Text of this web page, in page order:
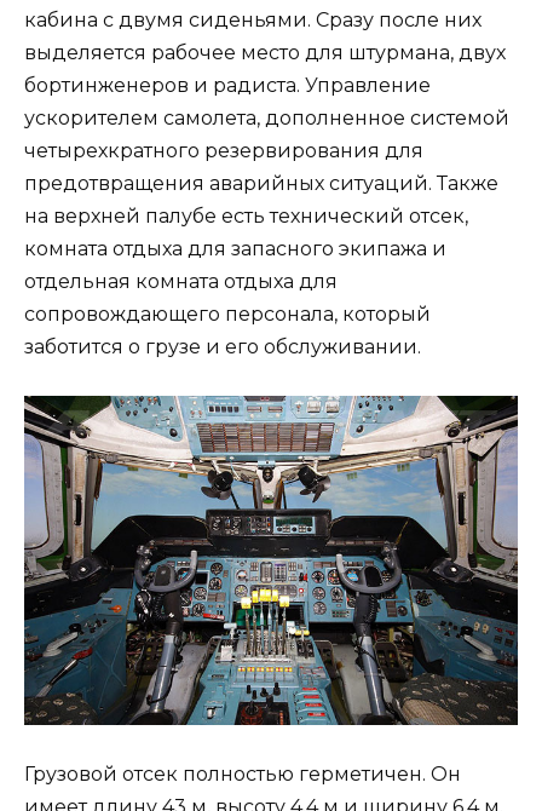
кабина с двумя сиденьями. Сразу после них
выделяется рабочее место для штурмана, двух
бортинженеров и радиста. Управление
ускорителем самолета, дополненное системой
четырехкратного резервирования для
предотвращения аварийных ситуаций. Также
на верхней палубе есть технический отсек,
комната отдыха для запасного экипажа и
отдельная комната отдыха для
сопровождающего персонала, который
заботится о грузе и его обслуживании.
Грузовой отсек полностью герметичен. Он